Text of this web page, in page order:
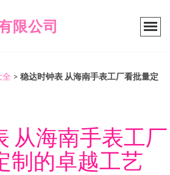
限公司
全 > 稳达时钟表 从海南手表工厂看批量定
从海南手表工厂
制的卓越工艺